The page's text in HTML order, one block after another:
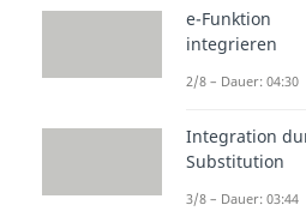
umgekehrte
Hast du also
Dreieck,
zwischen
zutreffen.
e-Funktion
integrieren
2/8 – Dauer: 04:30
Integration
Substitution
3/8 – Dauer: 03:44